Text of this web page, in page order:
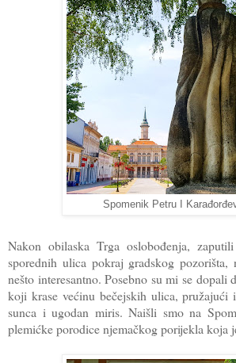
Spomenik Petru I
Nakon obilaska Trga oslobođenja,
sporednih ulica pokraj gradskog
nešto interesantno. Posebno su mi se dopali
koji krase većinu bečejskih ulica, pružajući
sunca i ugodan miris. Naišli smo na
plemićke porodice njemačkog porijekla koja